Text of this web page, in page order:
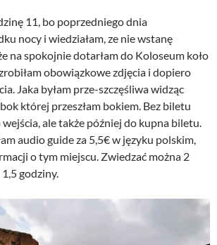
11, bo poprzedniego dnia
nocy i wiedziałam, ze nie wstanę
na spokojnie dotarłam do Koloseum koło
obowiązkowe zdjęcia i dopiero
Jaka byłam prze-szczęśliwa widząc
której przeszłam bokiem. Bez biletu
ale także później do kupna biletu.
audio guide za 5,5€ w języku polskim,
o tym miejscu. Zwiedzać można 2
godziny.